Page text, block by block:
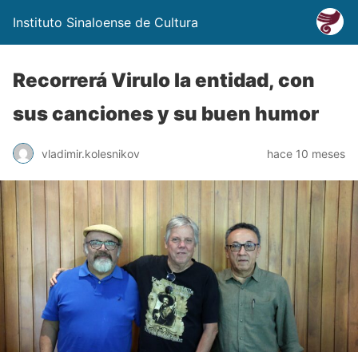
Instituto Sinaloense de Cultura
Recorrerá Virulo la entidad, con
sus canciones y su buen humor
vladimir.kolesnikov hace 10 meses